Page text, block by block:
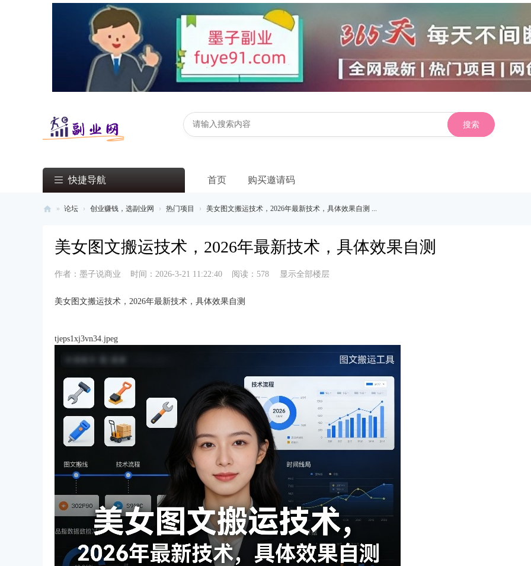
搜索
快捷导航 首页 购买邀请码
» 论坛 › 创业赚钱，选副业网 › 热门项目 › 美女图文搬运技术，2026年最新技术，具体效果自测 ...
美女图文搬运技术，2026年最新技术，具体效果自测
作者： 墨子说商业 时间： 2026-3-21 11:22:40 阅读：578 显示全部楼层
美女图文搬运技术，2026年最新技术，具体效果自测
tjeps1xj3vn34.jpeg